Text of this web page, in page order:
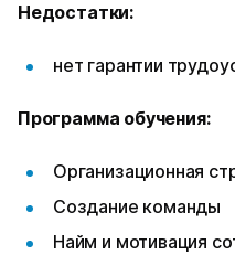
Недостатки:
нет гарантии
Программа обучения:
Организационная
Создание команды
Найм и мотивация